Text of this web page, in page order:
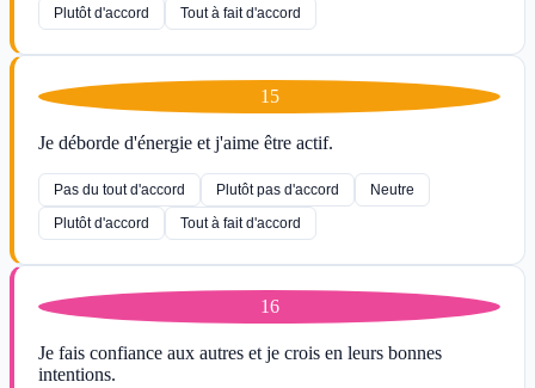
Plutôt d'accord
Tout à fait d'accord
15
Je déborde d'énergie et j'aime être actif.
Pas du tout d'accord Plutôt pas d'accord
Neutre
Plutôt d'accord
Tout à fait d'accord
16
Je fais confiance aux autres et je crois en leurs bonnes
intentions.